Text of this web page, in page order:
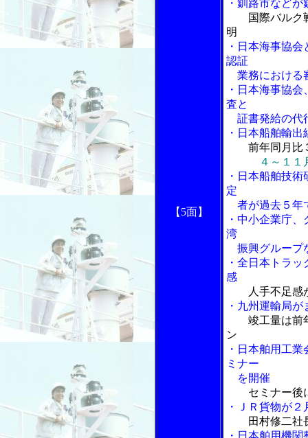
【5面】
・釧路市など
国際バルク
明
・日本海事協
認証
業務における
・日本海事協
査と
証書発給の代
・日本船舶輸
前年同月比
４～１１
・日本船舶技
定
者が過去５年
・中小企業庁
湾
振興グループ
・全日本トラ
感
人手不足感
・九州運輸局
竣工量は前年
ン
・日本舶用工
ミナー
を開催
セミナー後
・ＪＲ貨物が
田村修二社
・日本舶用機